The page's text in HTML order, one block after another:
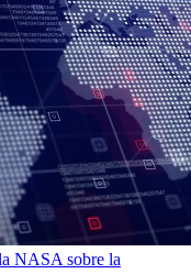
NASA sobre la